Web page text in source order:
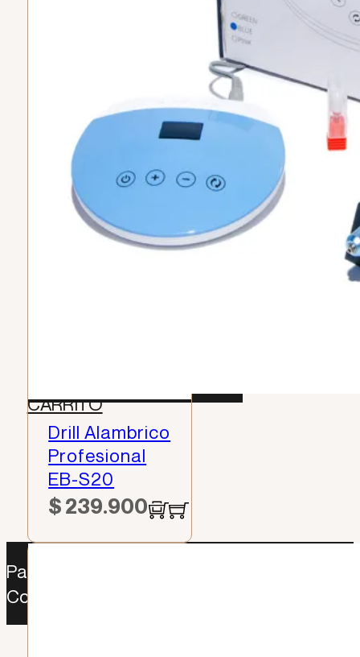
Drill Alambrico
Profesional
EB-S20
$239.900
Subtotal
$0
CARRITO
Paga como desees: Sistecredito | Addi |
Contraentrega